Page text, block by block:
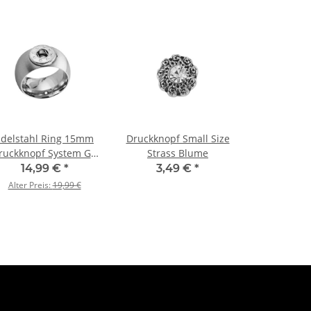
Ring 15mm
System Gr.
60
14,99 € *
Alter Preis:19,99 €
Druckknopf Small Size
Strass Blume
3,49 € *